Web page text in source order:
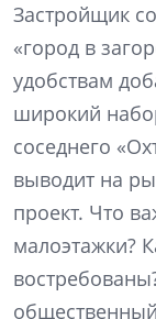
Застройщик
«город в
удобствам
широкий
соседнего
выводит на
проект. Что
малоэтажки?